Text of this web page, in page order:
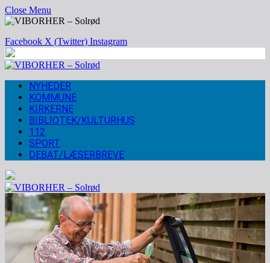
Close Menu
Facebook X (Twitter) Instagram
NYHEDER
KOMMUNE
KIRKERNE
BIBLIOTEK/KULTURHUS
112
SPORT
DEBAT/LÆSERBREVE